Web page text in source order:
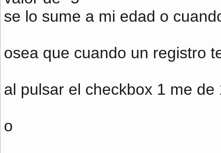
se lo sume a mi edad o
osea que cuando un registro
al pulsar el checkbox 1 me de
o